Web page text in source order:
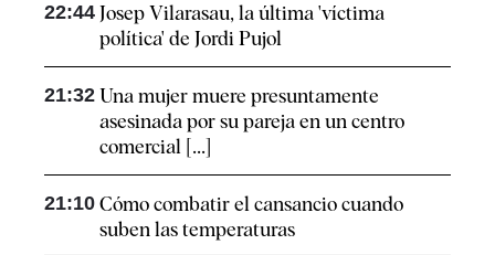
22:44 Josep Vilarasau, la última 'víctima
política' de Jordi Pujol
21:32 Una mujer muere presuntamente
asesinada por su pareja en un centro
comercial [...]
21:10 Cómo combatir el cansancio​ cuando
suben las temperaturas